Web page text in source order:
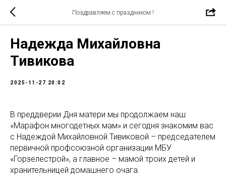
Поздравляем с праздником !
Надежда Михайловна
Тивикова
2025-11-27 20:02
В преддверии Дня матери мы продолжаем наш
«Марафон многодетных мам» и сегодня знакомим вас
с Надеждой Михайловной Тивиковой – председателем
первичной профсоюзной организации МБУ
«Горзелестрой», а главное – мамой троих детей и
хранительницей домашнего очага.